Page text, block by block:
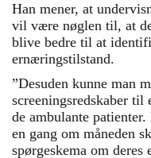
Han mener, at
vil være nøglen til, at
blive bedre til at
ernæringstilstand.
”Desuden kunne man
screeningsredskaber
de ambulante
en gang om måneden
spørgeskema om